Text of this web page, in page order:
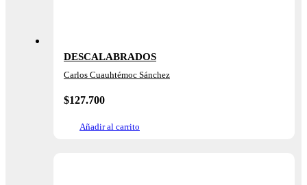
DESCALABRADOS
Carlos Cuauhtémoc Sánchez
$127.700
Añadir al carrito